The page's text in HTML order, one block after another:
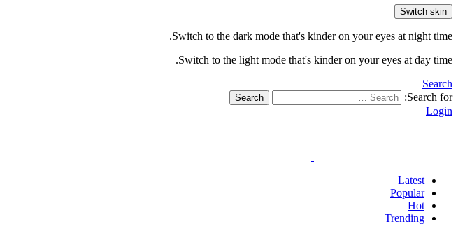
Switch skin
Switch to the dark mode that's kinder on your eyes at night time.
Switch to the light mode that's kinder on your eyes at day time.
Search
Search for:
Search
Login
Latest
Popular
Hot
Trending